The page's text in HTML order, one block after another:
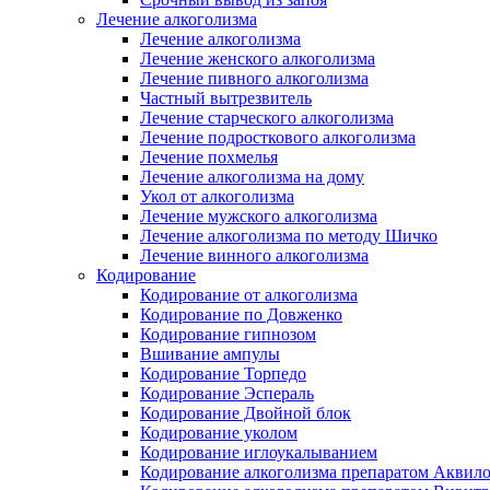
Лечение алкоголизма
Лечение алкоголизма
Лечение женского алкоголизма
Лечение пивного алкоголизма
Частный вытрезвитель
Лечение старческого алкоголизма
Лечение подросткового алкоголизма
Лечение похмелья
Лечение алкоголизма на дому
Укол от алкоголизма
Лечение мужского алкоголизма
Лечение алкоголизма по методу Шичко
Лечение винного алкоголизма
Кодирование
Кодирование от алкоголизма
Кодирование по Довженко
Кодирование гипнозом
Вшивание ампулы
Кодирование Торпедо
Кодирование Эспераль
Кодирование Двойной блок
Кодирование уколом
Кодирование иглоукалыванием
Кодирование алкоголизма препаратом